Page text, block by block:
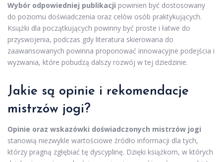
Wybór odpowiedniej publikacji powinien być dostosowany
do poziomu doświadczenia oraz celów osób praktykujących.
Książki dla początkujących powinny być proste i łatwe do
przyswojenia, podczas gdy literatura skierowana do
zaawansowanych powinna proponować innowacyjne podejścia i
wyzwania, które pobudzą dalszy rozwój w tej dziedzinie.
Jakie są opinie i rekomendacje
mistrzów jogi?
Opinie oraz wskazówki doświadczonych mistrzów jogi
stanowią niezwykle wartościowe źródło informacji dla tych,
którzy pragną zgłębiać tę dyscyplinę. Dzięki książkom, w których